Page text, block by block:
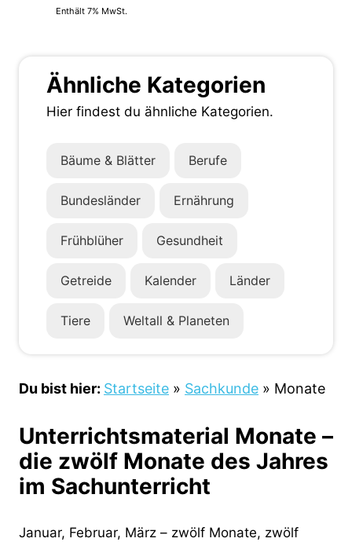
Enthält 7% MwSt.
Ähnliche Kategorien
Hier findest du ähnliche Kategorien.
Bäume & Blätter Berufe
Bundesländer Ernährung
Frühblüher Gesundheit
Getreide Kalender Länder
Tiere Weltall & Planeten
Du bist hier: Startseite » Sachkunde » Monate
Unterrichtsmaterial Monate –
die zwölf Monate des Jahres
im Sachunterricht
Januar, Februar, März – zwölf Monate, zwölf